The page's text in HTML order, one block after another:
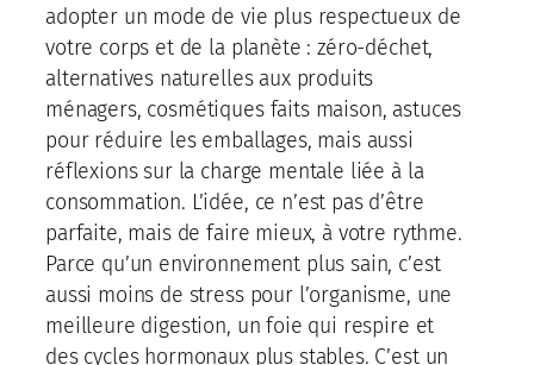
adopter un mode de vie plus respectueux de
votre corps et de la planète : zéro-déchet,
alternatives naturelles aux produits
ménagers, cosmétiques faits maison, astuces
pour réduire les emballages, mais aussi
réflexions sur la charge mentale liée à la
consommation. L’idée, ce n’est pas d’être
parfaite, mais de faire mieux, à votre rythme.
Parce qu’un environnement plus sain, c’est
aussi moins de stress pour l’organisme, une
meilleure digestion, un foie qui respire et
des cycles hormonaux plus stables. C’est un